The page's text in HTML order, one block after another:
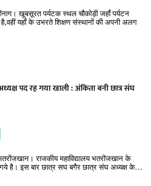
खूबसूरत पर्यटक स्थल चौकोड़ी जहाँ पर्यटन
है,वहीं यहाँ के उभरते शिक्षण संस्थानों की अपनी अलग
पद रह गया खाली : अंकिता बनी छात्र संघ
राजकीय महाविद्यालय भतरोंजखान के
गये है। इस बार छात्र सघ बगैर छात्र संघ अध्यक्ष के…